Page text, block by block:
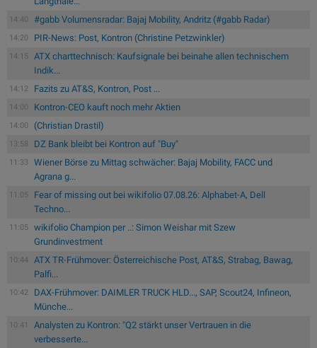
14:40 #gabb Volumensradar: Bajaj Mobility, Andritz (#gabb Radar)
14:20 PIR-News: Post, Kontron (Christine Petzwinkler)
14:15
ATX charttechnisch: Kaufsignale bei beinahe allen technischem
Indik...
14:12 Fazits zu AT&S, Kontron, Post ...
14:00 Kontron-CEO kauft noch mehr Aktien
14:00 (Christian Drastil)
13:58 DZ Bank bleibt bei Kontron auf "Buy"
11:33
Wiener Börse zu Mittag schwächer: Bajaj Mobility, FACC und
Agrana g...
11:05
Fear of missing out bei wikifolio 07.08.26: Alphabet-A, Dell
Techno...
11:05
wikifolio Champion per ..: Simon Weishar mit Szew
Grundinvestment
10:44
ATX TR-Frühmover: Österreichische Post, AT&S, Strabag, Bawag,
Palfi...
10:42
DAX-Frühmover: DAIMLER TRUCK HLD..., SAP, Scout24, Infineon,
Münche...
10:41
Analysten zu Kontron: "Q2 stärkt unser Vertrauen in die
verbesserte...